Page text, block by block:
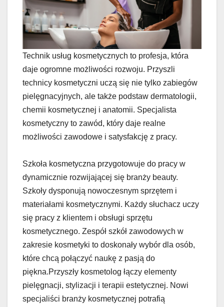
Technik usług kosmetycznych to profesja, która
daje ogromne możliwości rozwoju. Przyszli
technicy kosmetyczni uczą się nie tylko zabiegów
pielęgnacyjnych, ale także podstaw dermatologii,
chemii kosmetycznej i anatomii. Specjalista
kosmetyczny to zawód, który daje realne
możliwości zawodowe i satysfakcję z pracy.
Szkoła kosmetyczna przygotowuje do pracy w
dynamicznie rozwijającej się branży beauty.
Szkoły dysponują nowoczesnym sprzętem i
materiałami kosmetycznymi. Każdy słuchacz uczy
się pracy z klientem i obsługi sprzętu
kosmetycznego. Zespół szkół zawodowych w
zakresie kosmetyki to doskonały wybór dla osób,
które chcą połączyć naukę z pasją do
piękna.Przyszły kosmetolog łączy elementy
pielęgnacji, stylizacji i terapii estetycznej. Nowi
specjaliści branży kosmetycznej potrafią